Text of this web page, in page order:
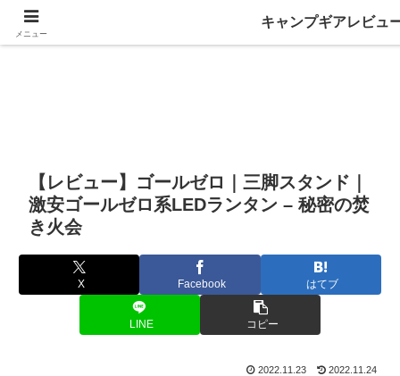
【レビュー】ゴールゼロ｜三脚スタンド｜
激安ゴールゼロ系LEDランタン – 秘密の焚
き火会
X Facebook はてブ
LINE コピー
2022.11.23 2022.11.24
メニュー
キャンプギアレビュ